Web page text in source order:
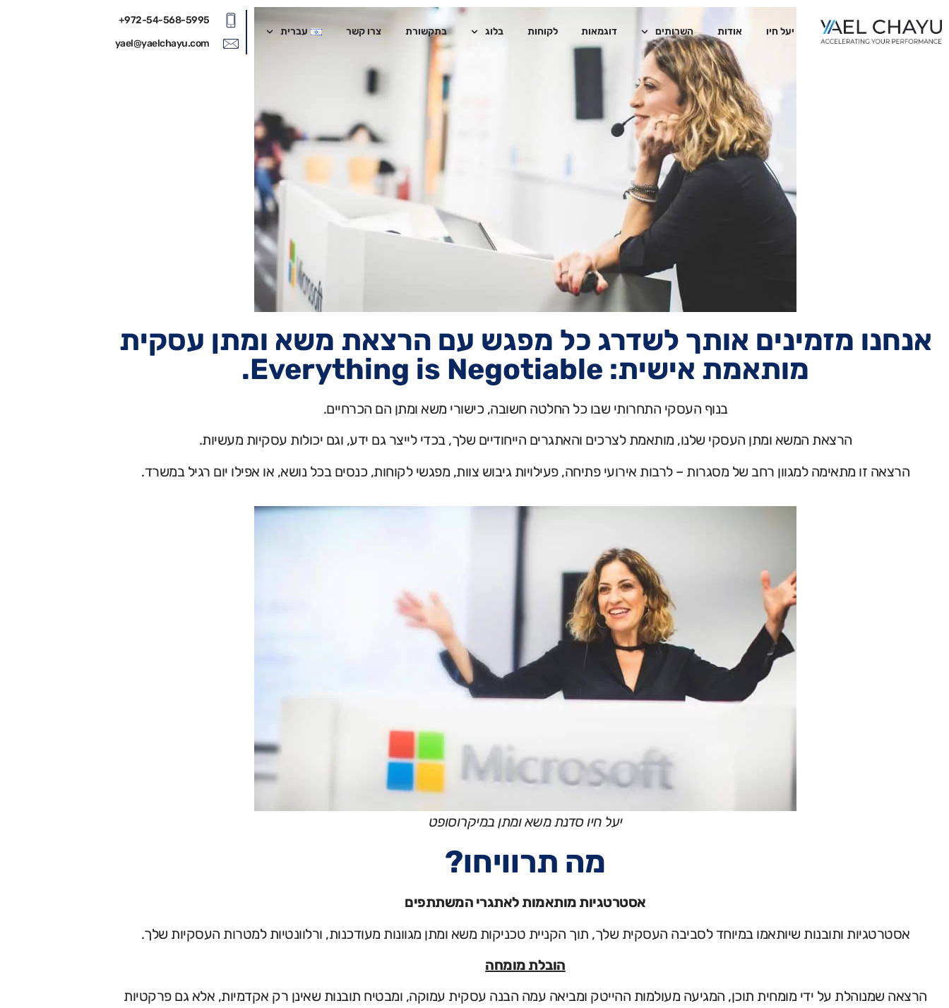
יעל חיו אודות השרותים דוגמאות לקוחות בלוג בתקשורת צרו קשר עברית
972-54-568-5995+
yael@yaelchayu.com
אנחנו מזמינים אותך לשדרג כל מפגש עם הרצאת משא ומתן עסקית
מותאמת אישית: Everything is Negotiable.
בנוף העסקי התחרותי שבו כל החלטה חשובה, כישורי משא ומתן הם הכרחיים.
הרצאת המשא ומתן העסקי שלנו, מותאמת לצרכים והאתגרים הייחודיים שלך, בכדי לייצר גם ידע, וגם יכולות עסקיות מעשיות.
הרצאה זו מתאימה למגוון רחב של מסגרות – לרבות אירועי פתיחה, פעילויות גיבוש צוות, מפגשי לקוחות, כנסים בכל נושא, או אפילו יום רגיל במשרד.
יעל חיו סדנת משא ומתן במיקרוסופט
מה תרוויחו?
אסטרטגיות מותאמות לאתגרי המשתתפים
אסטרטגיות ותובנות שיותאמו במיוחד לסביבה העסקית שלך, תוך הקניית טכניקות משא ומתן מגוונות מעודכנות, ורלוונטיות למטרות העסקיות שלך.
הובלת מומחה
הרצאה שמנוהלת על ידי מומחית תוכן, המגיעה מעולמות ההייטק ומביאה עמה הבנה עסקית עמוקה, ומבטיח תובנות שאינן רק אקדמיות, אלא גם פרקטיות